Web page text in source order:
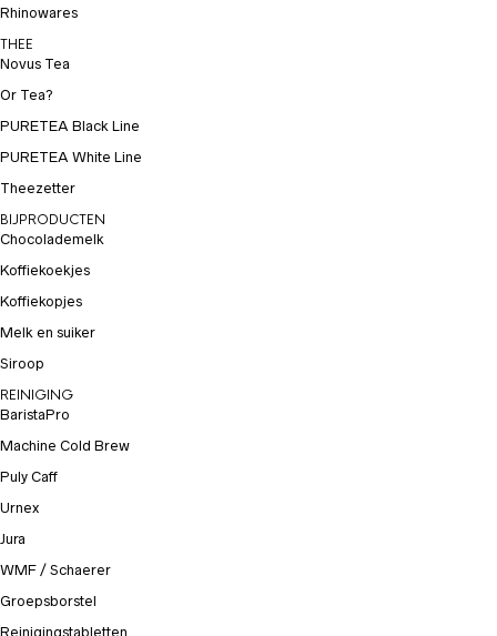
Rhinowares
THEE
Novus Tea
Or Tea?
PURETEA Black Line
PURETEA White Line
Theezetter
BIJPRODUCTEN
Chocolademelk
Koffiekoekjes
Koffiekopjes
Melk en suiker
Siroop
REINIGING
BaristaPro
Machine Cold Brew
Puly Caff
Urnex
Jura
WMF / Schaerer
Groepsborstel
Reinigingstabletten